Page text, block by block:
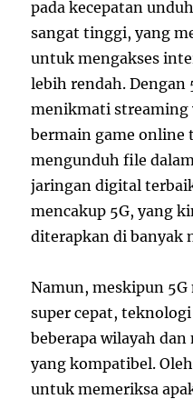
pada kecepatan
sangat tinggi, yang
untuk mengakses
lebih rendah. Dengan
menikmati streaming
bermain game online
mengunduh file
jaringan digital
mencakup 5G, yang
diterapkan di banyak
Namun, meskipun
super cepat,
beberapa wilayah
yang kompatibel.
untuk memeriksa